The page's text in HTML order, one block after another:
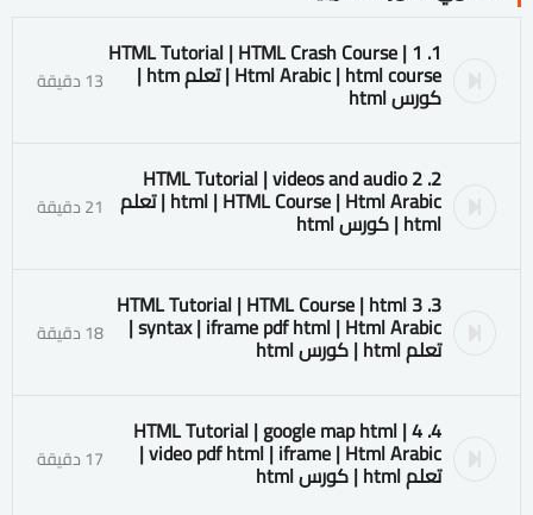
1. 1 HTML Tutorial | HTML Crash Course |
Html Arabic | html course | تعلم htm |
كورس html 13 دقيقة
2. 2 HTML Tutorial | videos and audio
html | HTML Course | Html Arabic | تعلم
html | كورس html 21 دقيقة
3. 3 HTML Tutorial | HTML Course | html
syntax | iframe pdf html | Html Arabic |
تعلم html | كورس html 18 دقيقة
4. 4 HTML Tutorial | google map html |
video pdf html | iframe | Html Arabic |
تعلم html | كورس html 17 دقيقة